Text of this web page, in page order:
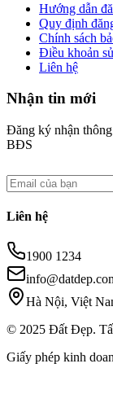
Hướng dẫn
Quy định
Chính sách
Điều khoản
Liên hệ
Nhận tin mới
Đăng ký nhận
BĐS
Liên hệ
1900 1234
Hà Nội, Việt
© 2025 Đất Đẹp.
Giấy phép kinh